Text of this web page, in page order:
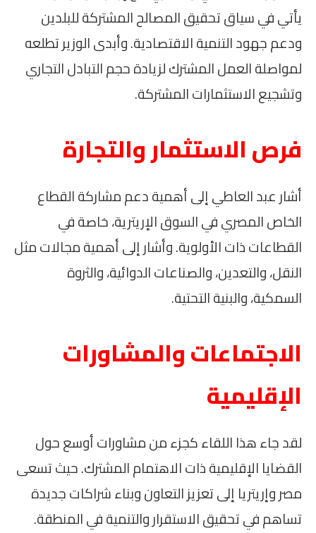
يأتي في سياق تحقيق المصالح المشتركة للبلدين
ودعم جهود التنمية الاقتصادية. وأبدى الوزير تطلعه
لمواصلة العمل المشترك لزيادة حجم التبادل التجاري
وتشجيع الاستثمارات المشتركة.
فرص الاستثمار والتجارة
أشار عبد العاطي إلى أهمية دعم مشاركة القطاع
الخاص المصري في السوق الإريترية، خاصة في
القطاعات ذات الأولوية. وأشار إلى أهمية مجالات مثل
النقل، والتعدين، والصناعات الدوائية، والثروة
السمكية، والبنية التحتية.
الاجتماعات والمشاورات
الإقليمية
لقد جاء هذا اللقاء كجزء من مشاورات أوسع حول
القضايا الإقليمية ذات الاهتمام المشترك. حيث تسعى
مصر وإريتريا إلى تعزيز التعاون وبناء شراكات جديدة
تساهم في تحقيق الاستقرار والتنمية في المنطقة.